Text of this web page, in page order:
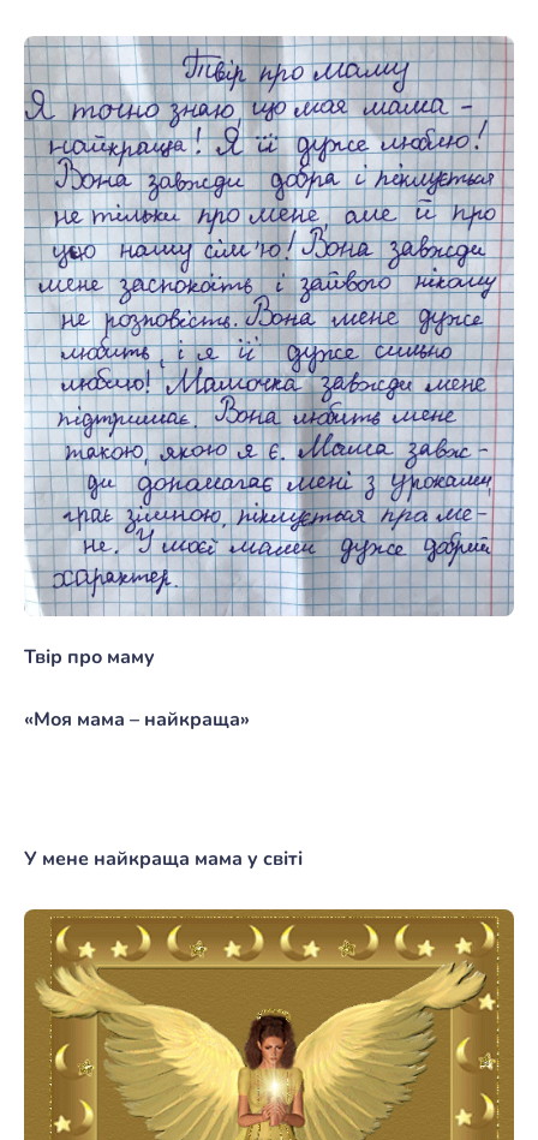
Твір про маму
«Моя мама – найкраща»
У мене найкраща мама у світі